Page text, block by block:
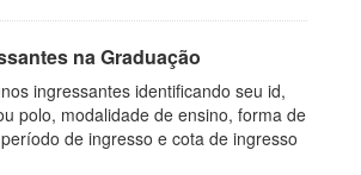
na Graduação
ingressantes identificando seu id,
polo, modalidade de ensino, forma de
de ingresso e cota de ingresso